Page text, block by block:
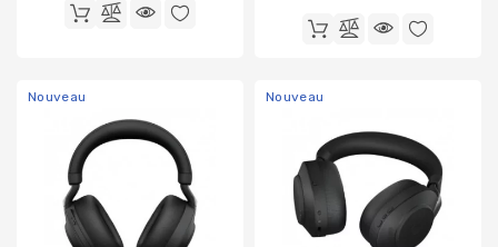
Nouveau Nouveau